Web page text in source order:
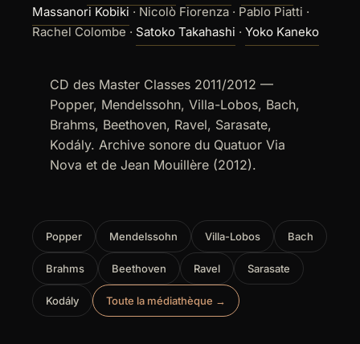
Massanori Kobiki · Nicolò Fiorenza · Pablo Piatti ·
Rachel Colombe · Satoko Takahashi · Yoko Kaneko
CD des Master Classes 2011/2012 —
Popper, Mendelssohn, Villa-Lobos, Bach,
Brahms, Beethoven, Ravel, Sarasate,
Kodály. Archive sonore du Quatuor Via
Nova et de Jean Mouillère (2012).
Popper Mendelssohn Villa-Lobos Bach
Brahms Beethoven Ravel Sarasate
Kodály Toute la médiathèque →